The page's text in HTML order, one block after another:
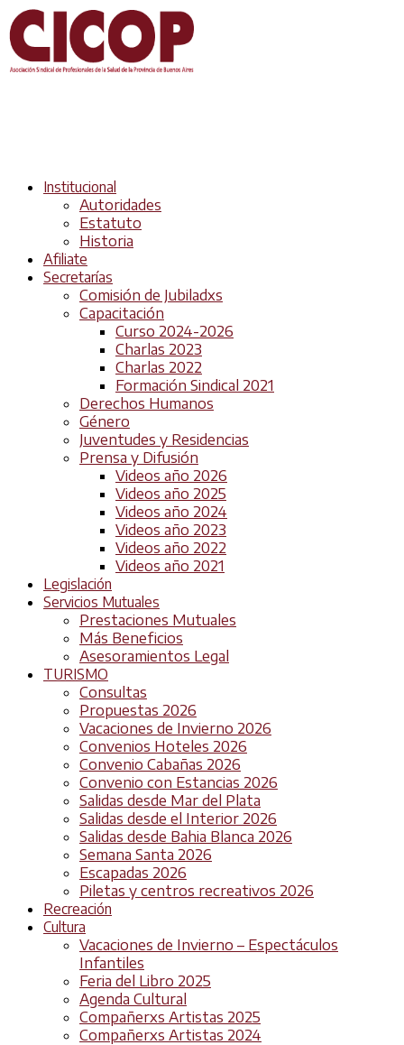
Institucional
Autoridades
Estatuto
Historia
Afiliate
Secretarías
Comisión de Jubiladxs
Capacitación
Curso 2024-2026
Charlas 2023
Charlas 2022
Formación Sindical 2021
Derechos Humanos
Género
Juventudes y Residencias
Prensa y Difusión
Videos año 2026
Videos año 2025
Videos año 2024
Videos año 2023
Videos año 2022
Videos año 2021
Legislación
Servicios Mutuales
Prestaciones Mutuales
Más Beneficios
Asesoramientos Legal
TURISMO
Consultas
Propuestas 2026
Vacaciones de Invierno 2026
Convenios Hoteles 2026
Convenio Cabañas 2026
Convenio con Estancias 2026
Salidas desde Mar del Plata
Salidas desde el Interior 2026
Salidas desde Bahia Blanca 2026
Semana Santa 2026
Escapadas 2026
Piletas y centros recreativos 2026
Recreación
Cultura
Vacaciones de Invierno – Espectáculos
Infantiles
Feria del Libro 2025
Agenda Cultural
Compañerxs Artistas 2025
Compañerxs Artistas 2024